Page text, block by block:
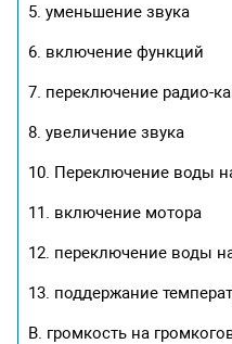
5. уменьшение звука
6. включение функций
7. переключение радио-
8. увеличение звука
10. Переключение воды
11. включение мотора
12. переключение воды
13. поддержание
B. громкость на